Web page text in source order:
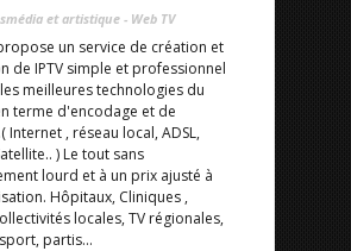
et artistique - Web TV
un service de création et
de IPTV simple et professionnel
meilleures technologies du
terme d'encodage et de
Internet , réseau local, ADSL,
) Le tout sans
lourd et à un prix ajusté à
Hôpitaux, Cliniques ,
locales, TV régionales,
partis...